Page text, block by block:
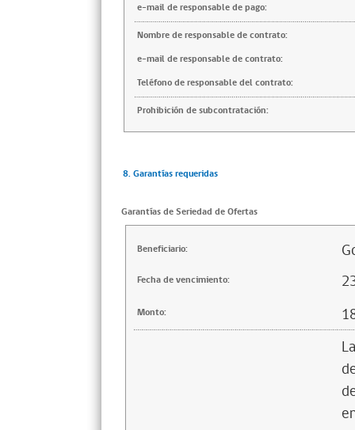
e-mail de responsable de pago:
Nombre de responsable de contrato:
e-mail de responsable de contrato:
Teléfono de responsable del contrato:
Prohibición de subcontratación:
8. Garantías requeridas
Garantías de Seriedad de Ofertas
Beneficiario:
Fecha de vencimiento:
Monto: